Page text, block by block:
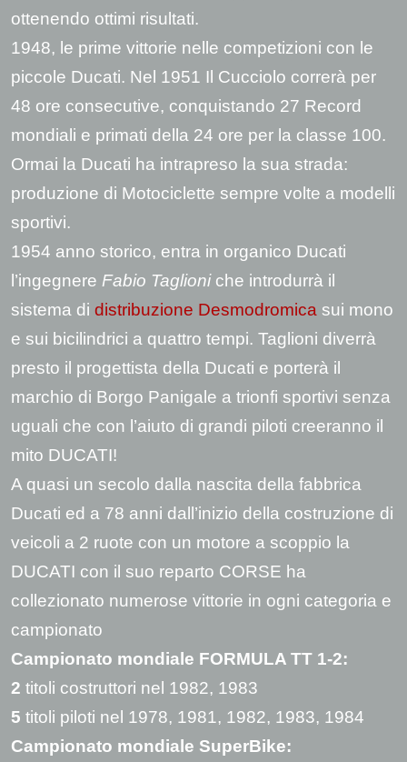
ottenendo ottimi risultati.
1948, le prime vittorie nelle competizioni con le
piccole Ducati. Nel 1951 Il Cucciolo correrà per
48 ore consecutive, conquistando 27 Record
mondiali e primati della 24 ore per la classe 100.
Ormai la Ducati ha intrapreso la sua strada:
produzione di Motociclette sempre volte a modelli
sportivi.
1954 anno storico, entra in organico Ducati
l’ingegnere Fabio Taglioniche introdurrà il
sistema di distribuzione Desmodromica sui mono
e sui bicilindrici a quattro tempi. Taglioni diverrà
presto il progettista della Ducati e porterà il
marchio di Borgo Panigale a trionfi sportivi senza
uguali che con l’aiuto di grandi piloti creeranno il
mito DUCATI!
A quasi un secolo dalla nascita della fabbrica
Ducati ed a 78 anni dall’inizio della costruzione di
veicoli a 2 ruote con un motore a scoppio la
DUCATI con il suo reparto CORSE ha
collezionato numerose vittorie in ogni categoria e
campionato
Campionato mondiale FORMULA TT 1-2:
2 titoli costruttori nel 1982, 1983
5 titoli piloti nel 1978, 1981, 1982, 1983, 1984
Campionato mondiale SuperBike: